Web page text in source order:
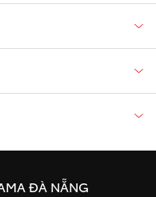
ĐÀ NẴNG